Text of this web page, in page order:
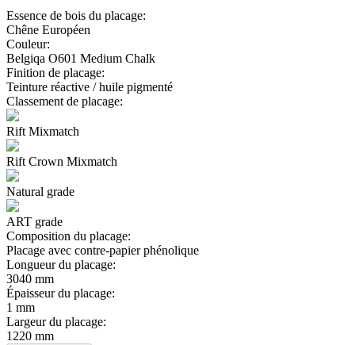
Essence de bois du placage:
Chêne Européen
Couleur:
Belgiqa O601 Medium Chalk
Finition de placage:
Teinture réactive / huile pigmenté
Classement de placage:
Rift Mixmatch
Rift Crown Mixmatch
Natural grade
ART grade
Composition du placage:
Placage avec contre-papier phénolique
Longueur du placage:
3040 mm
Épaisseur du placage:
1 mm
Largeur du placage:
1220 mm